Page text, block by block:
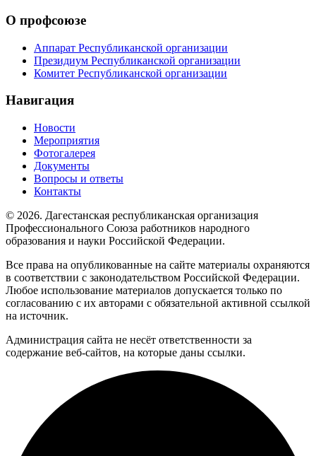
О профсоюзе
Аппарат Республиканской организации
Президиум Республиканской организации
Комитет Республиканской организации
Навигация
Новости
Мероприятия
Фотогалерея
Документы
Вопросы и ответы
Контакты
© 2026. Дагестанская республиканская организация
Профессионального Союза работников народного
образования и науки Российской Федерации.
Все права на опубликованные на сайте материалы охраняются
в соответствии с законодательством Российской Федерации.
Любое использование материалов допускается только по
согласованию с их авторами с обязательной активной ссылкой
на источник.
Администрация сайта не несёт ответственности за
содержание веб-сайтов, на которые даны ссылки.